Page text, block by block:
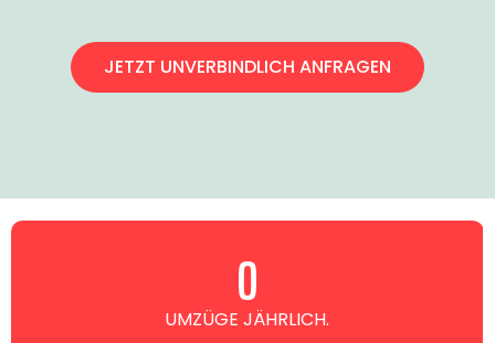
JETZT UNVERBINDLICH ANFRAGEN
UMZÜGE JÄHRLICH.
0